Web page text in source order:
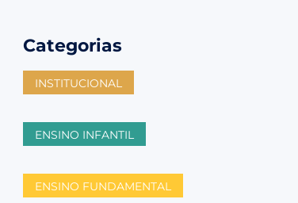
Categorias
INSTITUCIONAL
ENSINO INFANTIL
ENSINO FUNDAMENTAL